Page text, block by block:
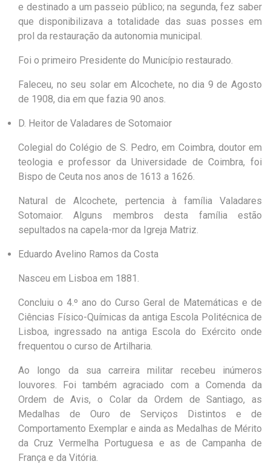
e destinado a um passeio público; na segunda, fez saber
que disponibilizava a totalidade das suas posses em
prol da restauração da autonomia municipal.
Foi o primeiro Presidente do Município restaurado.
Faleceu, no seu solar em Alcochete, no dia 9 de Agosto
de 1908, dia em que fazia 90 anos.
D. Heitor de Valadares de Sotomaior
Colegial do Colégio de S. Pedro, em Coimbra, doutor em
teologia e professor da Universidade de Coimbra, foi
Bispo de Ceuta nos anos de 1613 a 1626.
Natural de Alcochete, pertencia à família Valadares
Sotomaior. Alguns membros desta família estão
sepultados na capela-mor da Igreja Matriz.
Eduardo Avelino Ramos da Costa
Nasceu em Lisboa em 1881.
Concluiu o 4.º ano do Curso Geral de Matemáticas e de
Ciências Físico-Químicas da antiga Escola Politécnica de
Lisboa, ingressado na antiga Escola do Exército onde
frequentou o curso de Artilharia.
Ao longo da sua carreira militar recebeu inúmeros
louvores. Foi também agraciado com a Comenda da
Ordem de Avis, o Colar da Ordem de Santiago, as
Medalhas de Ouro de Serviços Distintos e de
Comportamento Exemplar e ainda as Medalhas de Mérito
da Cruz Vermelha Portuguesa e as de Campanha de
França e da Vitória.